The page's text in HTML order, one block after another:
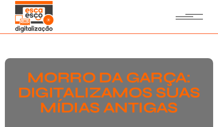
MORRO DA GARÇA:
DIGITALIZAMOS SUAS
MÍDIAS ANTIGAS